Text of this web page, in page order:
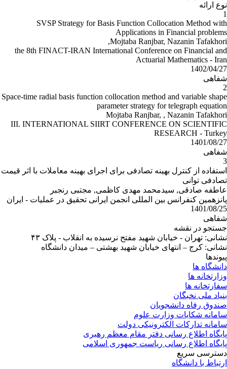
نوع ارائه
1
SVSP Strategy for Basis Function Collocation Method with
Applications in Financial problems
Mojtaba Ranjbar, Nazanin Tafakhori,
the 8th FINACT-IRAN International Conference on Financial and
Actuarial Mathematics - Iran
1402/04/27
شفاهى
2
Space-time radial basis function collocation method and variable shape
parameter strategy for telegraph equation
Mojtaba Ranjbar, , Nazanin Tafakhori
III. INTERNATIONAL SIIRT CONFERENCE ON SCIENTIFIC
RESEARCH - Turkey
1401/08/27
شفاهى
3
استفاده از کنترل بهینه تصادفی برای اجرای بهینه معاملات با اثر قیمت
تصادفی توانی
عاطفه صادقی, سیدمحمد مهدی کاظمی, مجتبی رنجبر
پانزهمین کنفرانس بین المللی انجمن ایرانی تحقیق در عملیات - ایران
1401/08/25
شفاهى
جستجو در نقشه
نشانی: تهران - خیابان شهید مفتح نرسیده به انقلاب - پلاک ۴۳
نشانی: کرج – انتهای خیابان شهید بهشتی – میدان دانشگاه
پیوندها
دانشگاه ها
وزارتخانه ها
سفارتخانه ها
بنیاد ملی نخبگان
صندوق رفاه دانشجویان
سامانه شکایات وزارت علوم
سامانه تدارکات الکترونیکی دولت
پایگاه اطلاع رسانی دفتر مقام معظم رهبری
پایگاه اطلاع رسانی ریاست جمهوری اسلامی
دسترسی سریع
ارتباط با دانشگاه